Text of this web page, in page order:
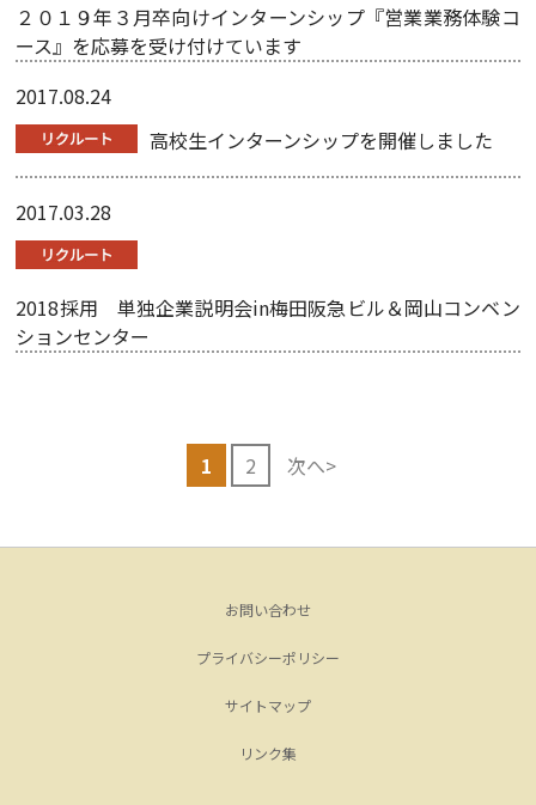
２０１９年３月卒向けインターンシップ『営業業務体験コ
ース』を応募を受け付けています
2017.08.24
高校生インターンシップを開催しました
2017.03.28
2018採用 単独企業説明会in梅田阪急ビル＆岡山コンベン
ションセンター
1 2 次へ>
お問い合わせ
プライバシーポリシー
サイトマップ
リンク集